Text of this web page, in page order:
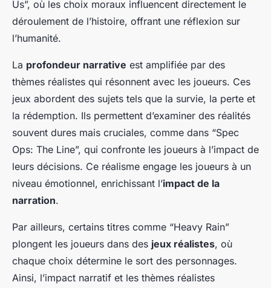
Us”, où les choix moraux influencent directement le
déroulement de l’histoire, offrant une réflexion sur
l’humanité.
La profondeur narrative est amplifiée par des
thèmes réalistes qui résonnent avec les joueurs. Ces
jeux abordent des sujets tels que la survie, la perte et
la rédemption. Ils permettent d’examiner des réalités
souvent dures mais cruciales, comme dans “Spec
Ops: The Line”, qui confronte les joueurs à l’impact de
leurs décisions. Ce réalisme engage les joueurs à un
niveau émotionnel, enrichissant l’impact de la
narration.
Par ailleurs, certains titres comme “Heavy Rain”
plongent les joueurs dans des jeux réalistes, où
chaque choix détermine le sort des personnages.
Ainsi, l’impact narratif et les thèmes réalistes